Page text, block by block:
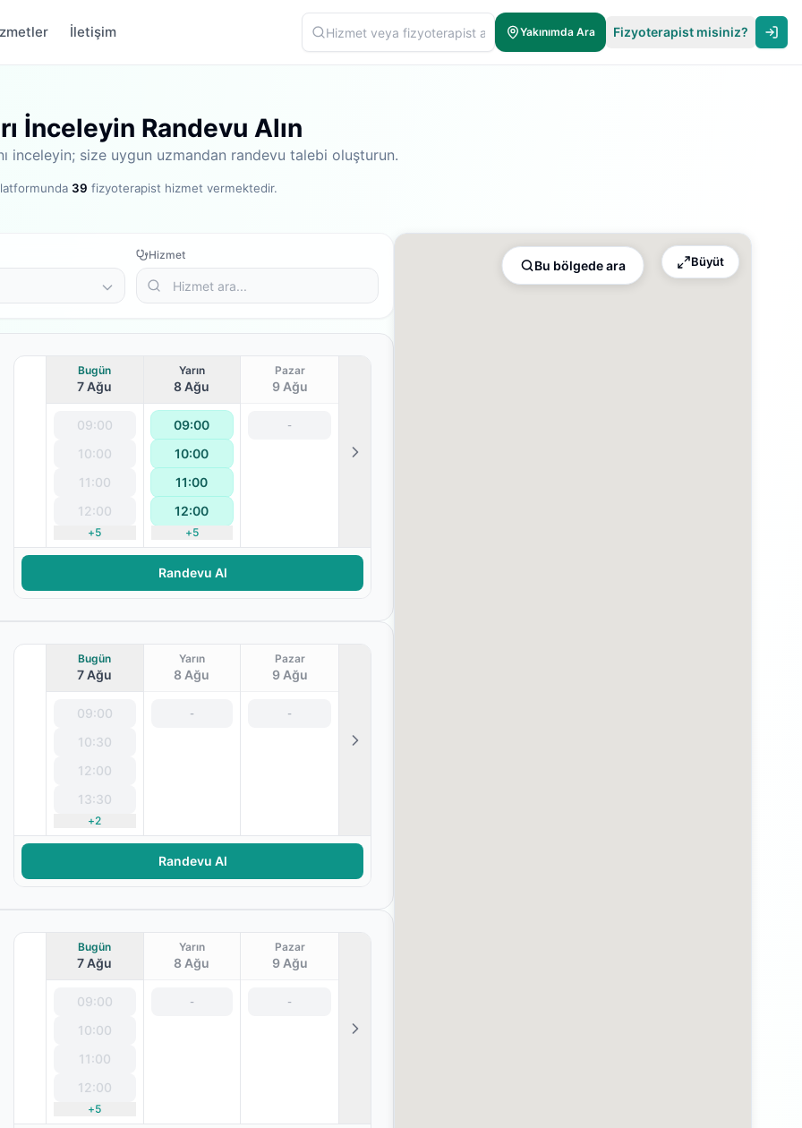
İletişim Yakınımda Ara Fizyoterapist misiniz?
İnceleyin Randevu Alın
size uygun uzmandan randevu talebi oluşturun.
39 fizyoterapist hizmet vermektedir.
Hizmet
Bugün
7 Ağu
09:00
10:00
11:00
12:00
+5
Yarın
8 Ağu
09:00
10:00
11:00
12:00
+5
Pazar
9 Ağu
-
Randevu Al
Bugün
7 Ağu
09:00
10:30
12:00
13:30
+2
Yarın
8 Ağu
-
Pazar
9 Ağu
-
Randevu Al
Bugün
7 Ağu
09:00
10:00
11:00
12:00
+5
Yarın
8 Ağu
-
Pazar
9 Ağu
-
Bu bölgede ara Büyüt